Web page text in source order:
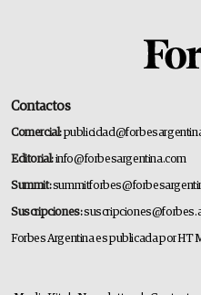
Contactos
Comercial:
Editorial:info@forbesargentina.com
Summit:
Suscripciones:
Forbes Argentina es publicada por HT